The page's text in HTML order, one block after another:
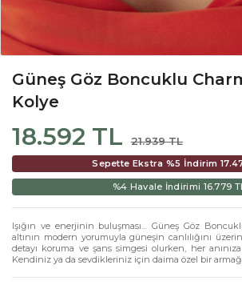
Güneş Göz Boncuklu
Kolye
18.592 TL 21.939 TL
Sepette Ekstra %5 İndirim
%4 Havale İndirimi 16.779
Işığın ve enerjinin buluşması… Güneş Göz
altının modern yorumuyla güneşin canlılığını
detayı koruma ve şans simgesi olurken, her
Kendiniz ya da sevdikleriniz için daima özel bir